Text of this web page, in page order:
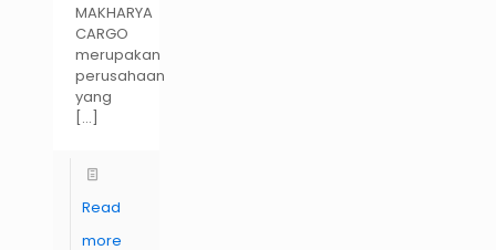
MAKHARYA
CARGO
merupakan
perusahaan
yang
[…]
Read
more